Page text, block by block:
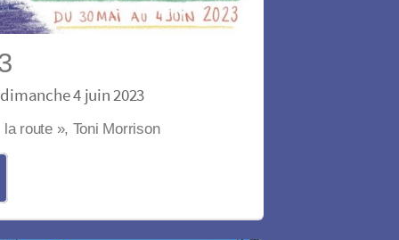
4 juin 2023
route », Toni Morrison